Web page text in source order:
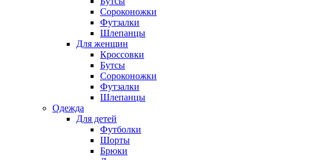
Сороконожки
Футзалки
Шлепанцы
Для женщин
Кроссовки
Бутсы
Сороконожки
Футзалки
Шлепанцы
Одежда
Для детей
Футболки
Шорты
Брюки